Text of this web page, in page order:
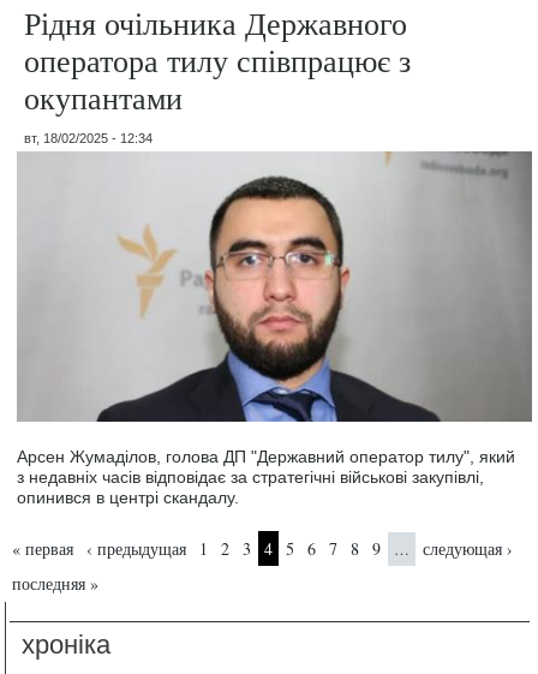
Рідня очільника Державного
оператора тилу співпрацює з
окупантами
вт, 18/02/2025 - 12:34
Арсен Жумаділов, голова ДП "Державний оператор тилу", який
з недавніх часів відповідає за стратегічні військові закупівлі,
опинився в центрі скандалу.
Страницы
« первая ‹ предыдущая 1 2 3 4 5 6 7 8 9 …
следующая ›
последняя »
хроніка